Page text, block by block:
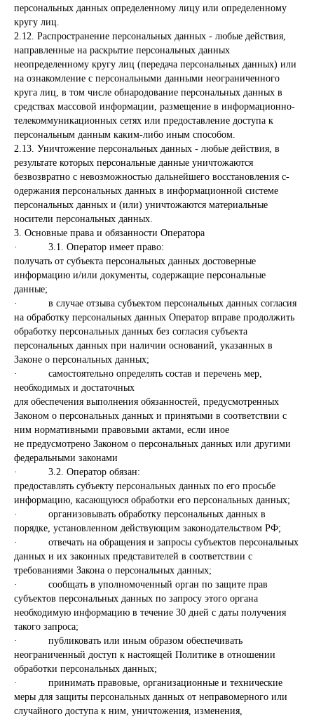
персональных данных определенному лицу или определенному
кругу лиц.
2.12. Распространение персональных данных - любые действия,
направленные на раскрытие персональных данных
неопределенному кругу лиц (передача персональных данных) или
на ознакомление с персональными данными неограниченного
круга лиц, в том числе обнародование персональных данных в
средствах массовой информации, размещение в информационно-
телекоммуникационных сетях или предоставление доступа к
персональным данным каким-либо иным способом.
2.13. Уничтожение персональных данных - любые действия, в
результате которых персональные данные уничтожаются
безвозвратно с невозможностью дальнейшего восстановления с­
одержания персональных данных в информационной системе
персональных данных и (или) уничтожаются материальные
носители персональных данных.
3. Основные права и обязанности Оператора
· 3.1. Оператор имеет право:
получать от субъекта персональных данных достоверные
информацию и/или документы, содержащие персональные
данные;
· в случае отзыва субъектом персональных данных согласия
на обработку персональных данных Оператор вправе продолжить
обработку персональных данных без согласия субъекта
персональных данных при наличии оснований, указанных в
Законе о персональных данных;
· самостоятельно определять состав и перечень мер,
необходимых и достаточных
для обеспечения выполнения обязанностей, предусмотренных
Законом о персональных данных и принятыми в соответствии с
ним нормативными правовыми актами, если иное
не предусмотрено Законом о персональных данных или другими
федеральными законами
· 3.2. Оператор обязан:
предоставлять субъекту персональных данных по его просьбе
информацию, касающуюся обработки его персональных данных;
· организовывать обработку персональных данных в
порядке, установленном действующим законодательством РФ;
· отвечать на обращения и запросы субъектов персональных
данных и их законных представителей в соответствии с
требованиями Закона о персональных данных;
· сообщать в уполномоченный орган по защите прав
субъектов персональных данных по запросу этого органа
необходимую информацию в течение 30 дней с даты получения
такого запроса;
· публиковать или иным образом обеспечивать
неограниченный доступ к настоящей Политике в отношении
обработки персональных данных;
· принимать правовые, организационные и технические
меры для защиты персональных данных от неправомерного или
случайного доступа к ним, уничтожения, изменения,